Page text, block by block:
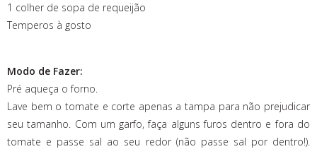
1 colher de sopa de requeijão
Temperos à gosto
Modo de Fazer:
Pré aqueça o forno.
Lave bem o tomate e corte apenas a tampa para não prejudicar
seu tamanho. Com um garfo, faça alguns furos dentro e fora do
tomate e passe sal ao seu redor (não passe sal por dentro!).